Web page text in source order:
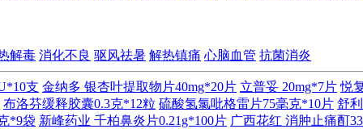
解毒 消化不良 驱风祛暑 解热镇痛 心脑血管 抗菌消炎
支 金纳多 银杏叶提取物片40mg*20片 立普妥 20mg*7片 悦
布洛芬缓释胶囊0.3克*12粒 硫酸氢氯吡格雷片75毫克*10片 舒
*9袋 新峰药业 千柏鼻炎片0.21g*100片 广西花红 消肿止痛酊